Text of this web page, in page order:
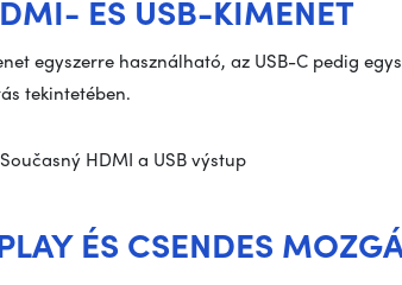
ÉS USB-KIMENET
egyszerre használható, az USB-C pedig
tekintetében.
ÉS CSENDES